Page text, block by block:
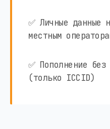
✅ Личные данные
местным
✅ Пополнение
(только ICCID)